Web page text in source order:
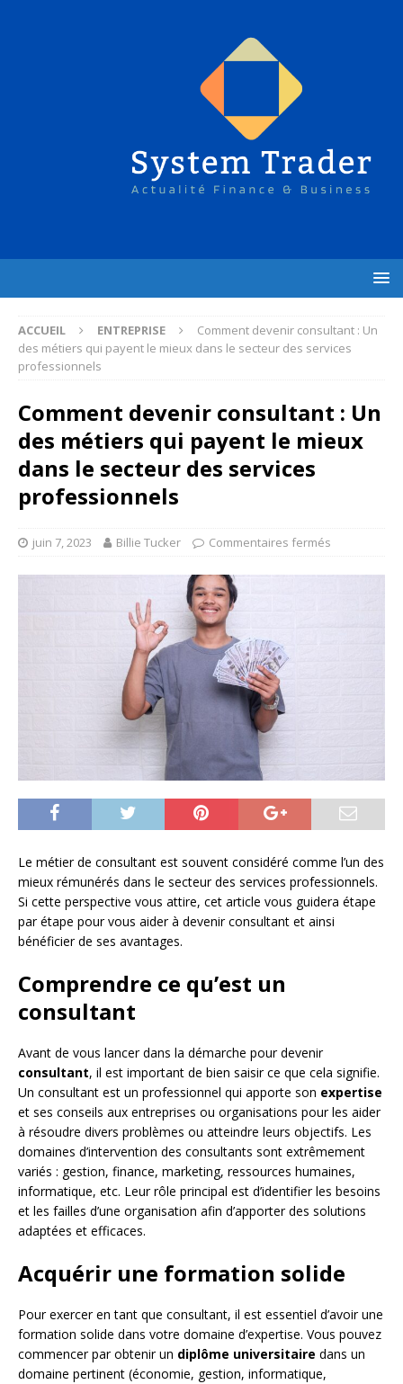
ACCUEIL ENTREPRISE
Comment devenir consultant : Un
des métiers qui payent le mieux dans le secteur des services
professionnels
Comment devenir consultant : Un
des métiers qui payent le mieux
dans le secteur des services
professionnels
juin 7, 2023 Billie Tucker Commentaires fermés
Le métier de consultant est souvent considéré comme l’un des
mieux rémunérés dans le secteur des services professionnels.
Si cette perspective vous attire, cet article vous guidera étape
par étape pour vous aider à devenir consultant et ainsi
bénéficier de ses avantages.
Comprendre ce qu’est un
consultant
Avant de vous lancer dans la démarche pour devenir
consultant, il est important de bien saisir ce que cela signifie.
Un consultant est un professionnel qui apporte son expertise
et ses conseils aux entreprises ou organisations pour les aider
à résoudre divers problèmes ou atteindre leurs objectifs. Les
domaines d’intervention des consultants sont extrêmement
variés : gestion, finance, marketing, ressources humaines,
informatique, etc. Leur rôle principal est d’identifier les besoins
et les failles d’une organisation afin d’apporter des solutions
adaptées et efficaces.
Acquérir une formation solide
Pour exercer en tant que consultant, il est essentiel d’avoir une
formation solide dans votre domaine d’expertise. Vous pouvez
commencer par obtenir un diplôme universitaire dans un
domaine pertinent (économie, gestion, informatique,